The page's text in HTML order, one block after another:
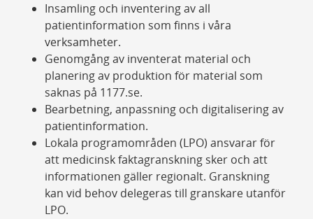
Insamling och inventering av all
patientinformation som finns i våra
verksamheter.
Genomgång av inventerat material och
planering av produktion för material som
saknas på 1177.se.
Bearbetning, anpassning och digitalisering av
patientinformation.
Lokala programområden (LPO) ansvarar för
att medicinsk faktagranskning sker och att
informationen gäller regionalt. Granskning
kan vid behov delegeras till granskare utanför
LPO.